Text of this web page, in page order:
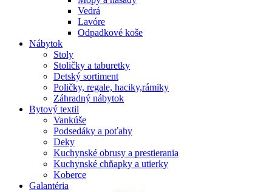
Vedrá
Lavóre
Odpadkové koše
Nábytok
Stoly
Stoličky a taburetky
Detský sortiment
Poličky, regale, haciky,rámiky
Záhradný nábytok
Bytový textil
Vankúše
Podsedáky a poťahy
Deky
Kuchynské obrusy a prestierania
Kuchynské chňapky a utierky
Koberce
Galantéria